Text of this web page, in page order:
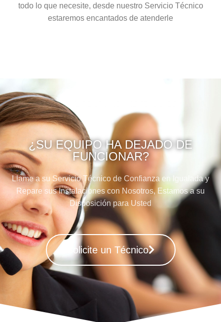
todo lo que necesite, desde nuestro Servicio Técnico
estaremos encantados de atenderle
¿SU EQUIPO HA DEJADO DE
FUNCIONAR?
Llame a su Servicio Técnico de Confianza en Igualada y
Repare sus Instalaciones con Nosotros, Estamos a su
Disposición para Usted
Solicite un Técnico